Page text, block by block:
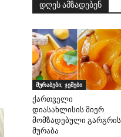
დღეს ამზადებენ
მურაბები; ჯემები
ქართველი
დიასახლისის მიერ
მომზადებული გარგრის
მურაბა